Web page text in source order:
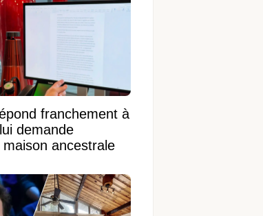
franchement à
demande
ancestrale